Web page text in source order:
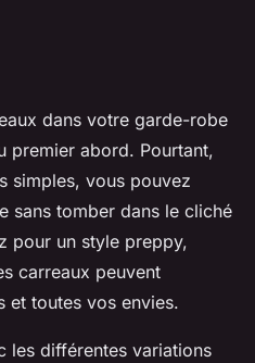
dans votre garde-robe
premier abord. Pourtant,
simples, vous pouvez
sans tomber dans le cliché
pour un style preppy,
carreaux peuvent
et toutes vos envies.
les différentes variations